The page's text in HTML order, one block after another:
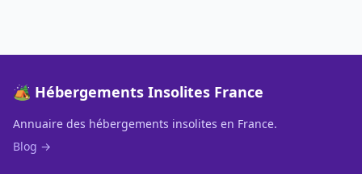
🏕️ Hébergements Insolites France
Annuaire des hébergements insolites en France.
Blog →